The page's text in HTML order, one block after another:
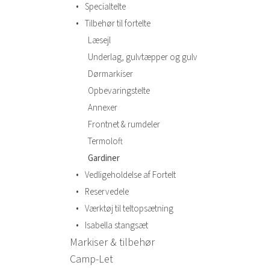
• Specialtelte
• Tilbehør til fortelte
Læsejl
Underlag, gulvtæpper og gulv
Dørmarkiser
Opbevaringstelte
Annexer
Frontnet & rumdeler
Termoloft
Gardiner
• Vedligeholdelse af Fortelt
• Reservedele
• Værktøj til teltopsætning
• Isabella stangsæt
Markiser & tilbehør
Camp-Let